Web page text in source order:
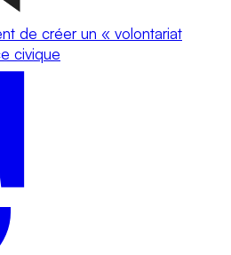
de créer un « volontariat
civique